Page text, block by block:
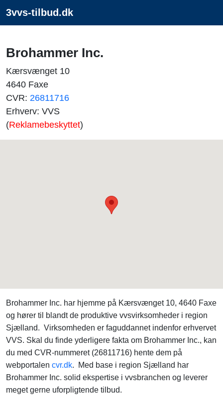
3vvs-tilbud.dk
Brohammer Inc.
Kærsvænget 10
4640 Faxe
CVR: 26811716
Erhverv: VVS
(Reklamebeskyttet)
Brohammer Inc. har hjemme på Kærsvænget 10, 4640 Faxe
og hører til blandt de produktive vvsvirksomheder i region
Sjælland. Virksomheden er faguddannet indenfor erhvervet
VVS. Skal du finde yderligere fakta om Brohammer Inc., kan
du med CVR-nummeret (26811716) hente dem på
webportalen cvr.dk. Med base i region Sjælland har
Brohammer Inc. solid ekspertise i vvsbranchen og leverer
meget gerne uforpligtende tilbud.